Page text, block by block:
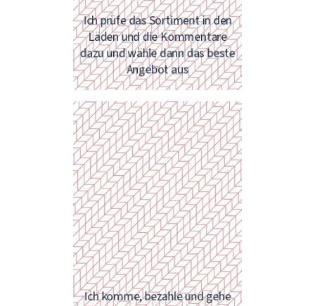
werden.
Ich prüfe das Sortiment in den
Läden und die Kommentare
dazu und wähle dann das beste
Angebot aus
Das ist die richtige Methode!
Ich komme, bezahle und gehe